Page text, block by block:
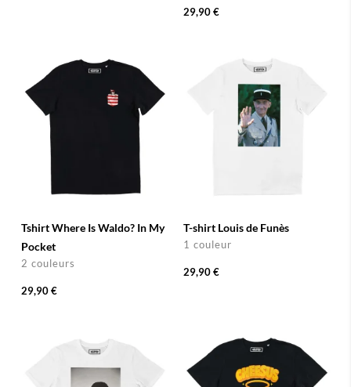
29,90 €
Tshirt Where Is Waldo? In My
Pocket
2 couleurs
29,90 €
T-shirt Louis de Funès
1 couleur
29,90 €